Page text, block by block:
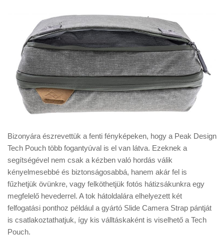
Bizonyára észrevettük a fenti fényképeken, hogy a Peak Design
Tech Pouch több fogantyúval is el van látva. Ezeknek a
segítségével nem csak a kézben való hordás válik
kényelmesebbé és biztonságosabbá, hanem akár fel is
fűzhetjük övünkre, vagy felköthetjük fotós hátizsákunkra egy
megfelelő hevederrel. A tok hátoldalára elhelyezett két
felfogatási ponthoz például a gyártó Slide Camera Strap pántját
is csatlakoztathatjuk, így kis válltáskaként is viselhető a Tech
Pouch.